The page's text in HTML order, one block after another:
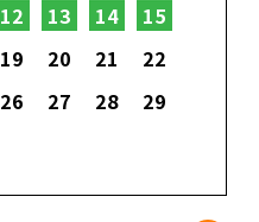
12 13 14
15
19 20 21
22
26 27 28
29